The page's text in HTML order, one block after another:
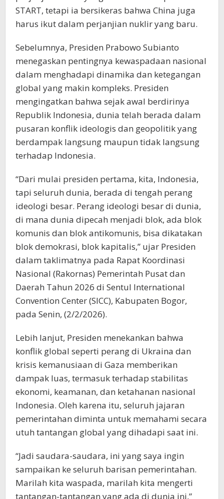
START, tetapi ia bersikeras bahwa China juga
harus ikut dalam perjanjian nuklir yang baru.
Sebelumnya, Presiden Prabowo Subianto
menegaskan pentingnya kewaspadaan nasional
dalam menghadapi dinamika dan ketegangan
global yang makin kompleks. Presiden
mengingatkan bahwa sejak awal berdirinya
Republik Indonesia, dunia telah berada dalam
pusaran konflik ideologis dan geopolitik yang
berdampak langsung maupun tidak langsung
terhadap Indonesia.
“Dari mulai presiden pertama, kita, Indonesia,
tapi seluruh dunia, berada di tengah perang
ideologi besar. Perang ideologi besar di dunia,
di mana dunia dipecah menjadi blok, ada blok
komunis dan blok antikomunis, bisa dikatakan
blok demokrasi, blok kapitalis,” ujar Presiden
dalam taklimatnya pada Rapat Koordinasi
Nasional (Rakornas) Pemerintah Pusat dan
Daerah Tahun 2026 di Sentul International
Convention Center (SICC), Kabupaten Bogor,
pada Senin, (2/2/2026).
Lebih lanjut, Presiden menekankan bahwa
konflik global seperti perang di Ukraina dan
krisis kemanusiaan di Gaza memberikan
dampak luas, termasuk terhadap stabilitas
ekonomi, keamanan, dan ketahanan nasional
Indonesia. Oleh karena itu, seluruh jajaran
pemerintahan diminta untuk memahami secara
utuh tantangan global yang dihadapi saat ini.
“Jadi saudara-saudara, ini yang saya ingin
sampaikan ke seluruh barisan pemerintahan.
Marilah kita waspada, marilah kita mengerti
tantangan-tantangan yang ada di dunia ini,”